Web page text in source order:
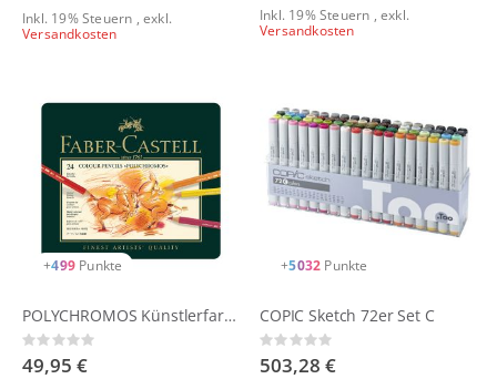
Inkl. 19% Steuern ,exkl.
Versandkosten
Inkl. 19% Steuern ,exkl.
Versandkosten
+499 Punkte
POLYCHROMOS Künstlerfarbstift-Set 24er
Rating:
0%
49,95 €
+5032 Punkte
COPIC Sketch 72er Set C
Rating:
0%
503,28 €